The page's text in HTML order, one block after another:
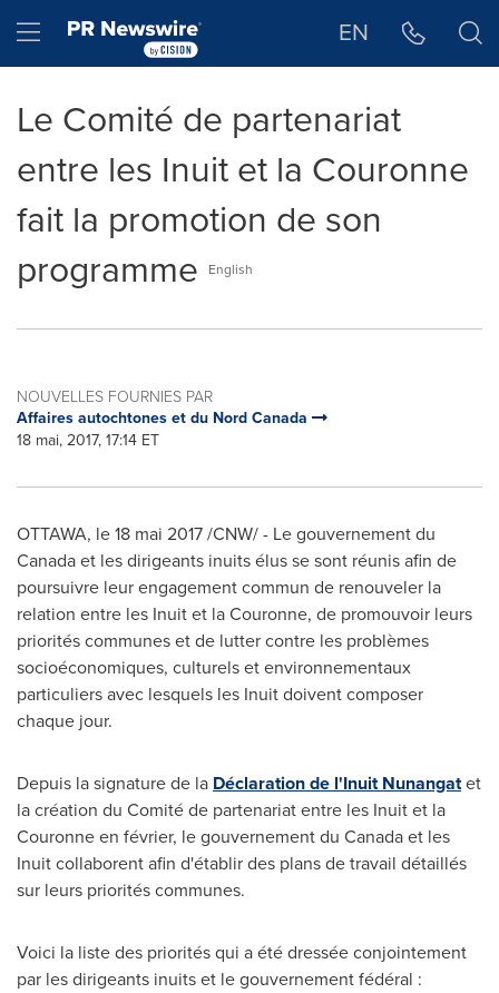
Hamburger menu EN
Le Comité de partenariat
entre les Inuit et la Couronne
fait la promotion de son
programme
English
NOUVELLES FOURNIES PAR
Affaires autochtones et du Nord Canada
18 mai, 2017, 17:14 ET
OTTAWA, le 18 mai 2017 /CNW/ - Le gouvernement du
Canada et les dirigeants inuits élus se sont réunis afin de
poursuivre leur engagement commun de renouveler la
relation entre les Inuit et la Couronne, de promouvoir leurs
priorités communes et de lutter contre les problèmes
socioéconomiques, culturels et environnementaux
particuliers avec lesquels les Inuit doivent composer
chaque jour.
Depuis lasignature de la Déclaration de l'Inuit Nunangatet
la création du Comité de partenariat entre les Inuit et la
Couronne en février, le gouvernement du Canada et les
Inuit collaborent afin d'établir des plans de travail détaillés
sur leurs priorités communes.
Voici la liste des priorités qui a été dressée conjointement
par les dirigeants inuits et le gouvernement fédéral :